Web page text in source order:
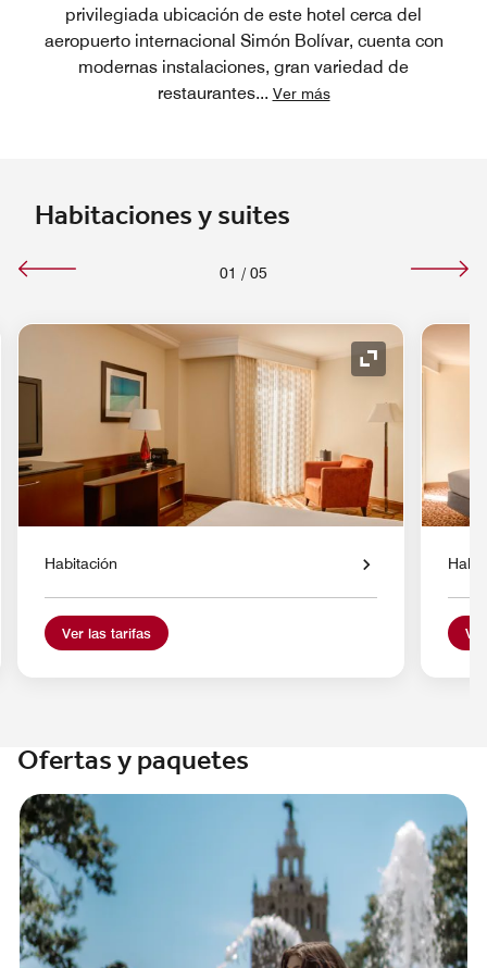
privilegiada ubicación de este hotel cerca del
aeropuerto internacional Simón Bolívar, cuenta con
modernas instalaciones, gran variedad de
restaurantes... Ver más
Habitaciones y suites
01 / 05
de expansión Icono de
Habitación
Ver las tarifas
Ofertas y paquetes